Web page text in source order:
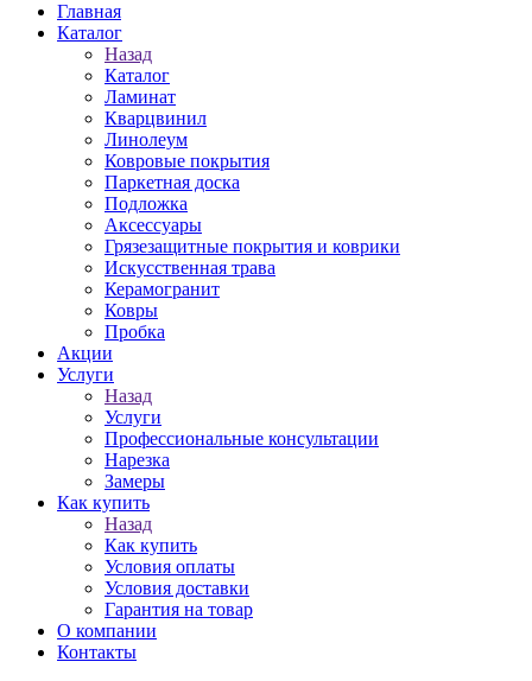
Главная
Каталог
Назад
Каталог
Ламинат
Кварцвинил
Линолеум
Ковровые покрытия
Паркетная доска
Подложка
Аксессуары
Грязезащитные покрытия и коврики
Искусственная трава
Керамогранит
Ковры
Пробка
Акции
Услуги
Назад
Услуги
Профессиональные консультации
Нарезка
Замеры
Как купить
Назад
Как купить
Условия оплаты
Условия доставки
Гарантия на товар
О компании
Контакты